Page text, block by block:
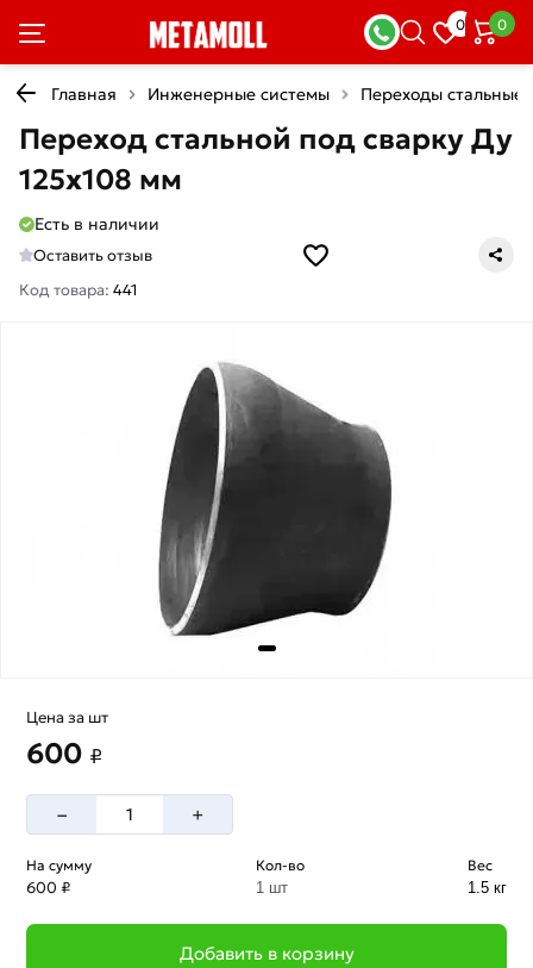
0 0
Главная Инженерные системы Переходы стальные
Переход стальной под сварку Ду
125х108 мм
Есть в наличии
Оставить отзыв
Код товара: 441
Цена за шт
600 ₽
– +
На сумму
600 ₽
Кол-во
1 шт
Вес
1.5 кг
Добавить в корзину